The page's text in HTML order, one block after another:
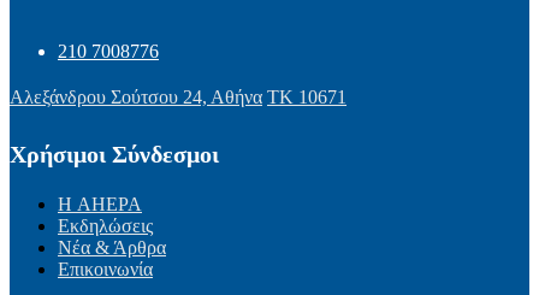
210 7008776
Αλεξάνδρου Σούτσου 24, Αθήνα ΤΚ 10671
Χρήσιμοι Σύνδεσμοι
Η AHEPA
Εκδηλώσεις
Νέα & Άρθρα
Επικοινωνία